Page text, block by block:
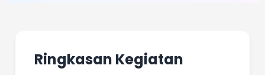
Ringkasan Kegiatan